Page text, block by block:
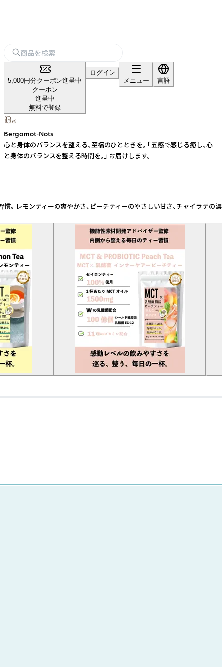
5,000円分クーポン進呈中
クーポン
進呈中
無料で登録
ログイン
メニュー
言語
Bergamot-Nots
心と身体のバランスを整える、至福のひとときを。 「五感で感じる癒し、心
と身体のバランスを整える時間を。」 お届けします。
ティーの爽やかさ、ピーチティーのやさしい甘さ、チャイラテ